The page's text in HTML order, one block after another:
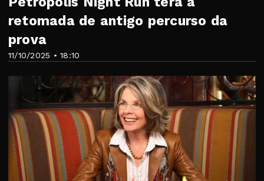
11/10/2025 • 18:10
retomada de antigo percurso da
prova